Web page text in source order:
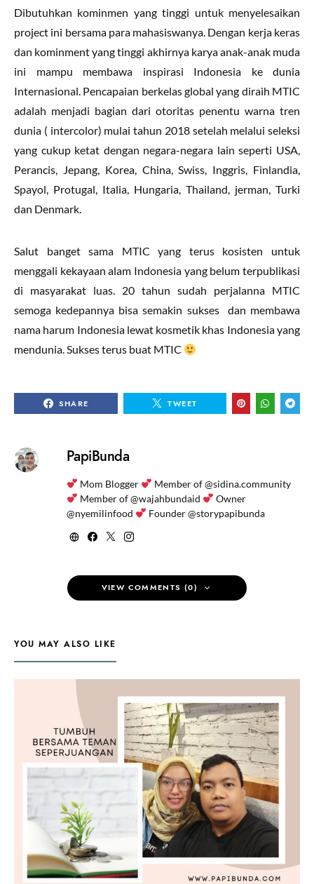
Dibutuhkan kominmen yang tinggi untuk menyelesaikan
project ini bersama para mahasiswanya. Dengan kerja keras
dan kominment yang tinggi akhirnya karya anak-anak muda
ini mampu membawa inspirasi Indonesia ke dunia
Internasional. Pencapaian berkelas global yang diraih MTIC
adalah menjadi bagian dari otoritas penentu warna tren
dunia ( intercolor) mulai tahun 2018 setelah melalui seleksi
yang cukup ketat dengan negara-negara lain seperti USA,
Perancis, Jepang, Korea, China, Swiss, Inggris, Finlandia,
Spayol, Protugal, Italia, Hungaria, Thailand, jerman, Turki
dan Denmark.
Salut banget sama MTIC yang terus kosisten untuk
menggali kekayaan alam Indonesia yang belum terpublikasi
di masyarakat luas. 20 tahun sudah perjalanna MTIC
semoga kedepannya bisa semakin sukses dan membawa
nama harum Indonesia lewat kosmetik khas Indonesia yang
mendunia. Sukses terus buat MTIC
SHARE TWEET
PapiBunda
Mom Blogger
Member of @sidina.community
Member of @wajahbundaid
Owner
@nyemilinfood
Founder @storypapibunda
VIEW COMMENTS (0)
YOU MAY ALSO LIKE